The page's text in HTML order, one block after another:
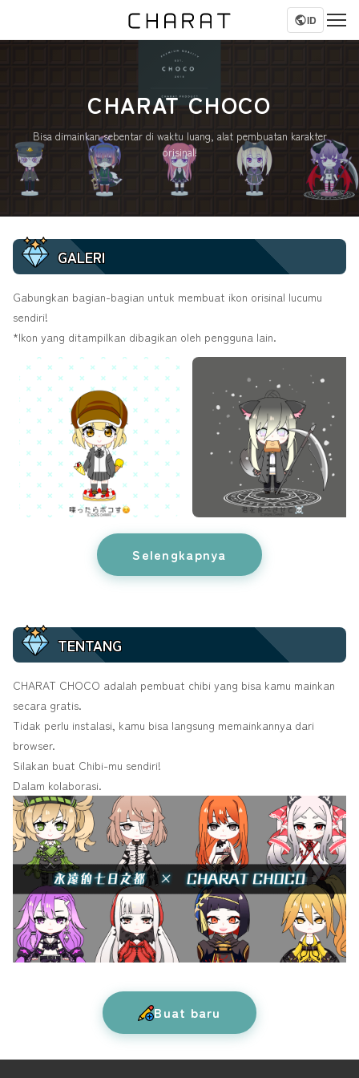
ID
CHARAT CHOCO
Bisa dimainkan sebentar di waktu luang, alat pembuatan karakter
orisinal!
GALERI
Gabungkan bagian-bagian untuk membuat ikon orisinal lucumu
sendiri!
*Ikon yang ditampilkan dibagikan oleh pengguna lain.
Selengkapnya
TENTANG
CHARAT CHOCO adalah pembuat chibi yang bisa kamu mainkan
secara gratis.
Tidak perlu instalasi, kamu bisa langsung memainkannya dari
browser.
Silakan buat Chibi-mu sendiri!
Dalam kolaborasi.
Buat baru